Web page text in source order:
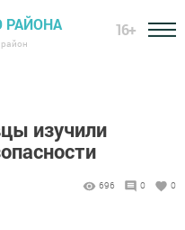
РАЙОНА 16+
изучили
696 0 0